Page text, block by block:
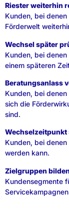
Riester weiterhin
Kunden, bei
Förderwelt
Wechsel später
Kunden, bei
einem späteren
Beratungsanlass
Kunden, bei
sich die
sind.
Kunden, bei
werden kann.
Zielgruppen bilden
Kundensegmente